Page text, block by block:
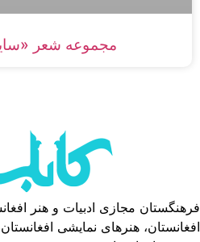
مجموعه شعر
فرهنگستان مجازی ادبیات و هنر
افغانستان، هنرهای نمایشی